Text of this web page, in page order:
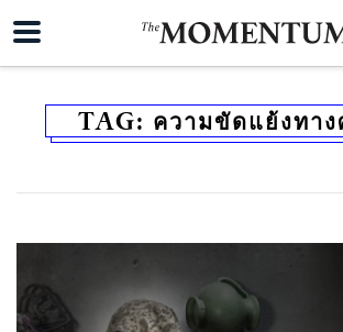
TAG: ความขัดแย้งทา